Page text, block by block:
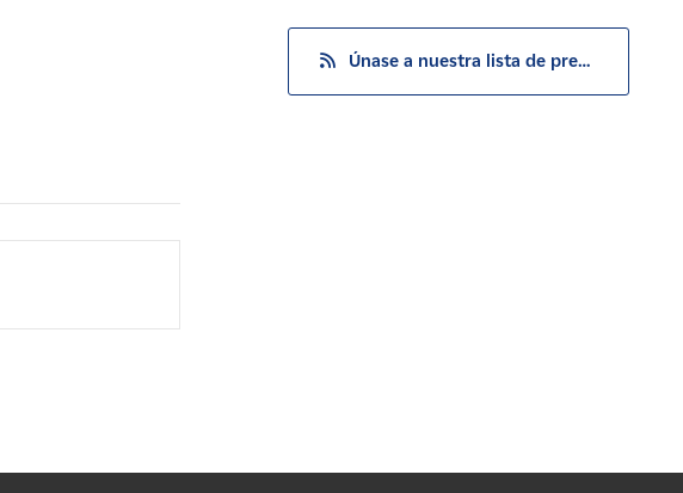
Únase a nuestra lista de prensa